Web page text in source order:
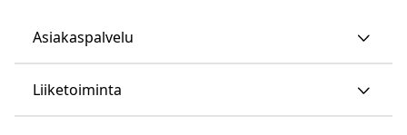
Asiakaspalvelu
Liiketoiminta